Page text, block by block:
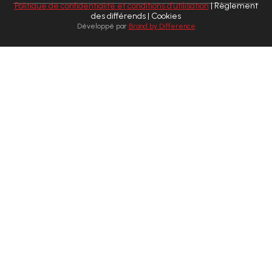
Politique de confidentialité et conditions d’utilisation| Règlement
des différends | Cookies
Développé par Brand by Difference